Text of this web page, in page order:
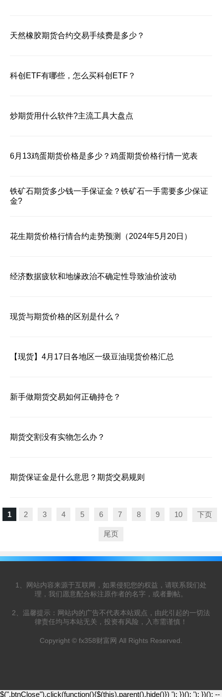
天然橡胶期货合约交易手续费是多少？
科创ETF有哪些，怎么买科创ETF？
炒期货用什么软件?主流工具大盘点
6月13鸡蛋期货价格是多少？鸡蛋期货价格行情一览表
铁矿石期货多少钱一手保证金？铁矿石一手需要多少保证
金?
花生期货价格行情合约走势预测（2024年5月20日）
经济数据疲软和地缘政治不确定性导致油价波动
现货与期货价格的区别是什么？
【现货】4月17日各地区一级豆油现货价格汇总
新手做期货交易如何正确持仓？
期货交割没有实物怎么办？
期货保证金是什么意思？期货交易规则
1 2 3 4 5 6 7 8 9 10 下页
尾页
1、网站内容来源于互联网，如果侵犯您的权益，请联系我们处
理，我们愿意配合标注原作者的名字，或者删帖。
2、温馨提示：网站内的广告不代表本站观点，由此引起的一切法
律责任均与本站无关，投资有风险，入市需谨慎！
Copyright © fx358财富网 All Rights Reserved.
$(".btnClose").click(function(){$(this).parent().hide()}) '); })(); '); })(); --